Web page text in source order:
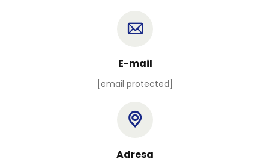
E-mail
[email protected]
Adresa